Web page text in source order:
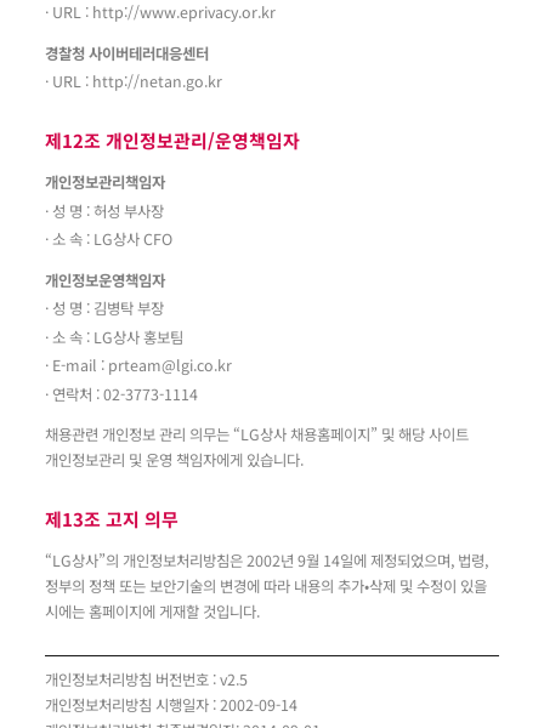
· URL : http://www.eprivacy.or.kr
경찰청 사이버테러대응센터
· URL : http://netan.go.kr
제12조 개인정보관리/운영책임자
개인정보관리책임자
· 성 명 : 허성 부사장
· 소 속 : LG상사 CFO
개인정보운영책임자
· 성 명 : 김병탁 부장
· 소 속 : LG상사 홍보팀
· E-mail : prteam@lgi.co.kr
· 연락처 : 02-3773-1114
채용관련 개인정보 관리 의무는 “LG상사 채용홈페이지” 및 해당 사이트
개인정보관리 및 운영 책임자에게 있습니다.
제13조 고지 의무
“LG상사”의 개인정보처리방침은 2002년 9월 14일에 제정되었으며, 법령,
정부의 정책 또는 보안기술의 변경에 따라 내용의 추가•삭제 및 수정이 있을
시에는 홈페이지에 게재할 것입니다.
개인정보처리방침 버전번호 : v2.5
개인정보처리방침 시행일자 : 2002-09-14